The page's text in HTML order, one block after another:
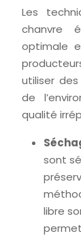
Les
chanvre
optimale
utiliser
de
qualité
sont
libre